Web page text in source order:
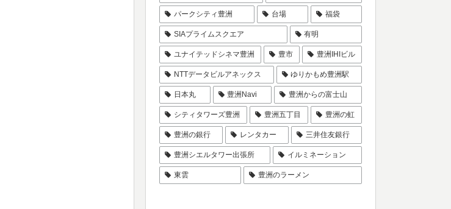
パークシティ豊洲 台場 福袋
SIAプライムスクエア 有明
ユナイテッドシネマ豊洲 豊市 豊洲IHIビル
NTTデータビルアネックス ゆりかもめ豊洲駅
日本丸 豊洲Navi 豊洲からの富士山
シティタワーズ豊洲 豊洲五丁目 豊洲の虹
豊洲の銀行 レンタカー 三井住友銀行
豊洲シエルタワー出張所 イルミネーション
東雲 豊洲のラーメン